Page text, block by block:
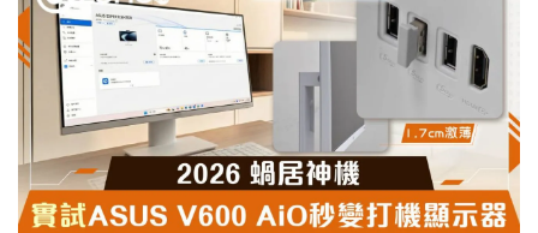
IT Times
生成式AI與雲端應用
Enterprise Digital Transformation
特集